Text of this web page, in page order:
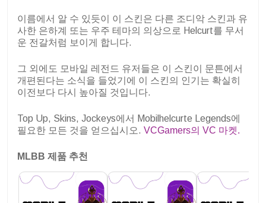
이름에서 알 수 있듯이 이 스킨은 다른 조디악 스킨과 유
사한 은하계 또는 우주 테마의 의상으로 Helcurt를 무서
운 전갈처럼 보이게 합니다.
그 외에도 모바일 레전드 유저들은 이 스킨이 문튼에서
개편된다는 소식을 들었기에 이 스킨의 인기는 확실히
이전보다 다시 높아질 것입니다.
Top Up, Skins, Jockeys에서 Mobilhelcurte Legends에
필요한 모든 것을 얻으십시오. VCGamers의 VC 마켓.
MLBB 제품 추천